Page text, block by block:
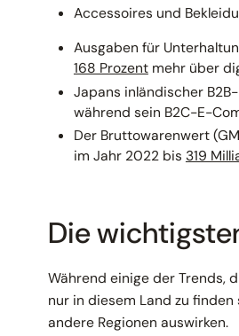
Accessoires und
Ausgaben für
168 Prozentmehr über
Japans inländischer
während sein B2C-E-
Der Bruttowarenwert
im Jahr 2022 bis 319
Die
Während einige der Trends,
nur in diesem Land zu
andere Regionen auswirken.